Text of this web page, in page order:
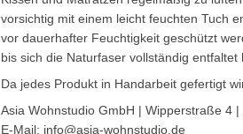
vorsichtig mit einem leicht feuchten Tuch
vor dauerhafter Feuchtigkeit geschützt
bis sich die Naturfaser vollständig entfaltet
Da jedes Produkt in Handarbeit gefertigt
Asia Wohnstudio GmbH | Wipperstraße 4
E-Mail: info@asia-wohnstudio.de